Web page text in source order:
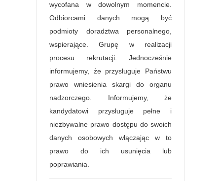
wycofana w dowolnym momencie.
Odbiorcami danych mogą być
podmioty doradztwa personalnego,
wspierające. Grupę w realizacji
procesu rekrutacji. Jednocześnie
informujemy, że przysługuje Państwu
prawo wniesienia skargi do organu
nadzorczego. Informujemy, że
kandydatowi przysługuje pełne i
niezbywalne prawo dostępu do swoich
danych osobowych włączając w to
prawo do ich usunięcia lub
poprawiania.